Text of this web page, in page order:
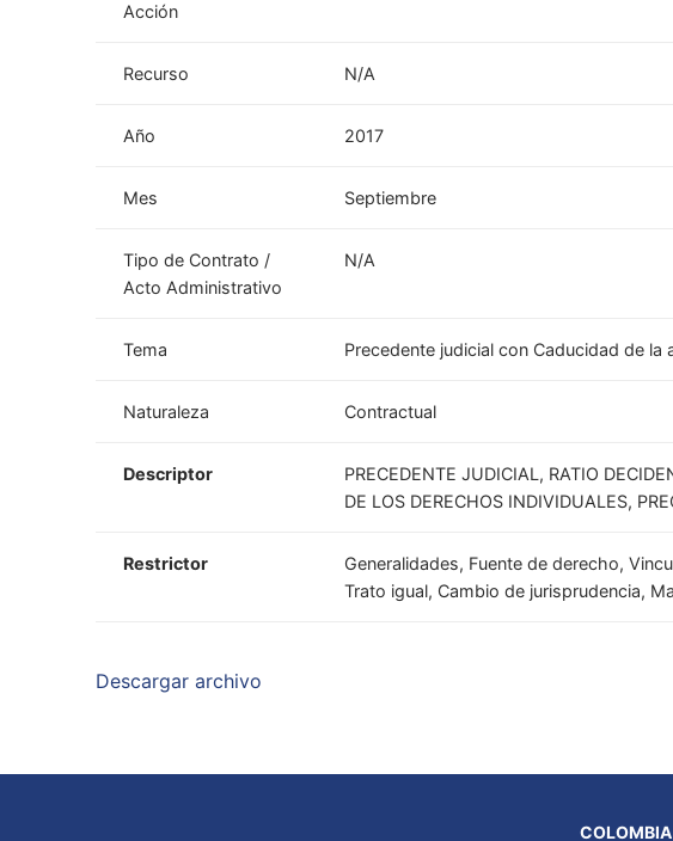
Acción
Recurso N/A
Año 2017
Mes Septiembre
Tipo de Contrato /
Acto Administrativo
N/A
Tema Precedente judicial con Caducidad de la
Naturaleza Contractual
Descriptor
PRECEDENTE JUDICIAL, RATIO
DE LOS DERECHOS INDIVIDUALES,
Restrictor
Generalidades, Fuente de derecho,
Trato igual, Cambio de jurisprudencia,
Descargar archivo